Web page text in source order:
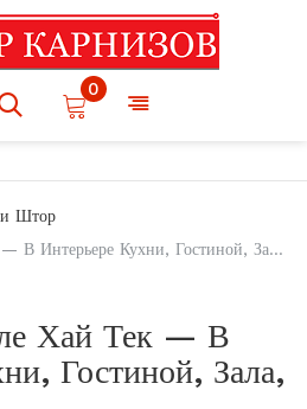
0
Штор
Кухни, Гостиной, Зала, Спальни
Хай Тек — В
Гостиной, Зала,